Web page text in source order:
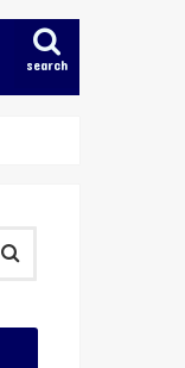
search